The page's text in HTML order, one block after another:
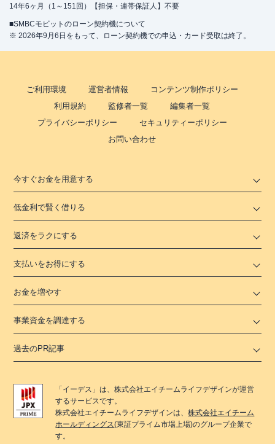
14年6ヶ月（1～151回）【担保・連帯保証人】不要
■SMBCモビットのローン契約機について
※ 2026年9月6日をもって、ローン契約機での申込・カード受取は終了。
ご利用環境 運営者情報
コンテンツ制作ポリシー
利用規約
監修者一覧
編集者一覧
プライバシーポリシー
セキュリティーポリシー
お問い合わせ
今すぐお金を用意する
低金利で賢く借りる
返済をラクにする
支払いをお得にする
お金を増やす
事業資金を調達する
過去のPR記事
「 イーデス 」は、株式会社エイチームライフデザインが運営
するサービスです。
株式会社エイチームライフデザインは、株式会社エイチーム
ホールディングス(東証プライム市場上場)のグループ企業で
す。